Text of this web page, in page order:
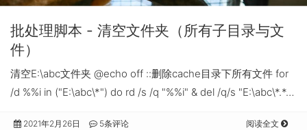
批处理脚本 - 清空文件夹（所有子目录与文
件）
清空E:\abc文件夹 @echo off ::删除cache目录下所有文件 for
/d %%i in ("E:\abc\*") do rd /s /q "%%i" & del /q/s "E:\abc\*.*…
2021年2月26日 5条评论 阅读全文